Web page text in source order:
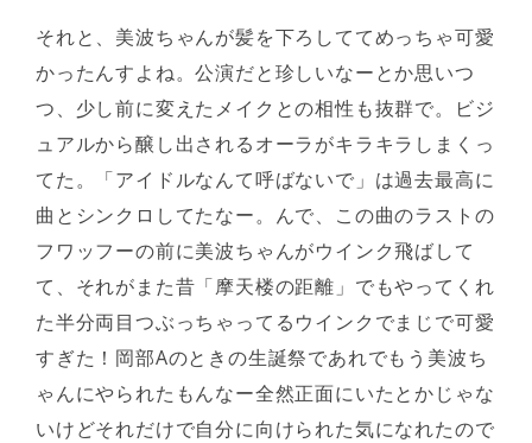
それと、美波ちゃんが髪を下ろしててめっちゃ可愛
かったんすよね。公演だと珍しいなーとか思いつ
つ、少し前に変えたメイクとの相性も抜群で。ビジ
ュアルから醸し出されるオーラがキラキラしまくっ
てた。「アイドルなんて呼ばないで」は過去最高に
曲とシンクロしてたなー。んで、この曲のラストの
フワッフーの前に美波ちゃんがウインク飛ばして
て、それがまた昔「摩天楼の距離」でもやってくれ
た半分両目つぶっちゃってるウインクでまじで可愛
すぎた！岡部Aのときの生誕祭であれでもう美波ち
ゃんにやられたもんなー全然正面にいたとかじゃな
いけどそれだけで自分に向けられた気になれたので